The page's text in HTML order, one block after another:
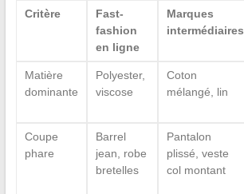
Critère
Fast-
fashion
en ligne
Marques
intermédiaires
Matière
dominante
Polyester,
viscose
Coton
mélangé, lin
Coupe
phare
Barrel
jean, robe
bretelles
Pantalon
plissé, veste
col montant